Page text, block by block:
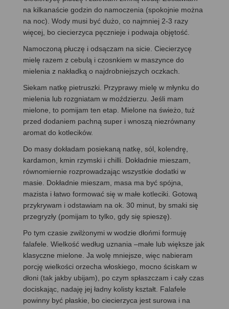
na kilkanaście godzin do namoczenia (spokojnie można
na noc). Wody musi być dużo, co najmniej 2-3 razy
więcej, bo ciecierzyca pęcznieje i podwaja objętość.
Namoczoną płuczę i odsączam na sicie. Ciecierzycę
mielę razem z cebulą i czosnkiem w maszynce do
mielenia z nakładką o najdrobniejszych oczkach.
Siekam natkę pietruszki. Przyprawy mielę w młynku do
mielenia lub rozgniatam w moździerzu. Jeśli mam
mielone, to pomijam ten etap. Mielone na świeżo, tuż
przed dodaniem pachną super i wnoszą niezrównany
aromat do kotlecików.
Do masy dokładam posiekaną natkę, sól, kolendrę,
kardamon, kmin rzymski i chilli. Dokładnie mieszam,
równomiernie rozprowadzając wszystkie dodatki w
masie. Dokładnie mieszam, masa ma być spójna,
mazista i łatwo formować się w małe kotleciki. Gotową
przykrywam i odstawiam na ok. 30 minut, by smaki się
przegryzły (pomijam to tylko, gdy się spieszę).
Po tym czasie zwilżonymi w wodzie dłońmi formuję
falafele. Wielkość według uznania –małe lub większe jak
klasyczne mielone. Ja wolę mniejsze, więc nabieram
porcję wielkości orzecha włoskiego, mocno ściskam w
dłoni (tak jakby ubijam), po czym spłaszczam i cały czas
dociskając, nadaję jej ładny kolisty kształt. Falafele
powinny być płaskie, bo ciecierzyca jest surowa i na